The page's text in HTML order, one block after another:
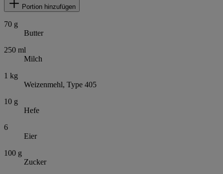
Portion hinzufügen
70 g
Butter
250 ml
Milch
1 kg
Weizenmehl, Type 405
10 g
Hefe
6
Eier
100 g
Zucker